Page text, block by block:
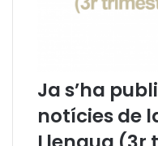
t
a
Ja s’ha
notícies de